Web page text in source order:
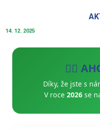
14. 12. 2025
🚣‍♂️
Díky, že jste s
V roce 2026 se